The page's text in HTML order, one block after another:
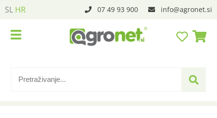
SL HR 07 49 93 900 info agronet.si